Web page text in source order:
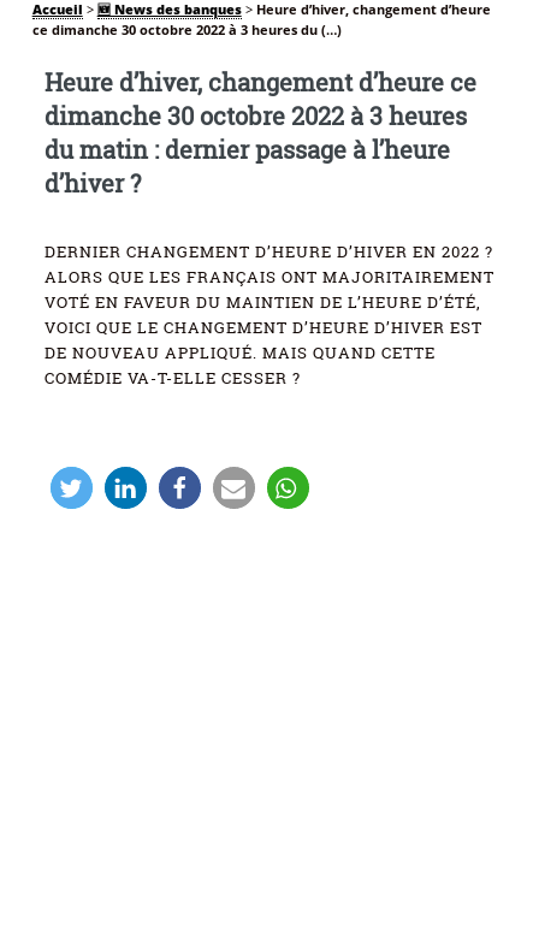
Accueil > 🆕 News des banques> Heure d’hiver, changement d’heure
ce dimanche 30 octobre 2022 à 3 heures du (…)
Heure d’hiver, changement d’heure ce
dimanche 30 octobre 2022 à 3 heures
du matin : dernier passage à l’heure
d’hiver ?
DERNIER CHANGEMENT D’HEURE D’HIVER EN 2022 ?
ALORS QUE LES FRANÇAIS ONT MAJORITAIREMENT
VOTÉ EN FAVEUR DU MAINTIEN DE L’HEURE D’ÉTÉ,
VOICI QUE LE CHANGEMENT D’HEURE D’HIVER EST
DE NOUVEAU APPLIQUÉ. MAIS QUAND CETTE
COMÉDIE VA-T-ELLE CESSER ?